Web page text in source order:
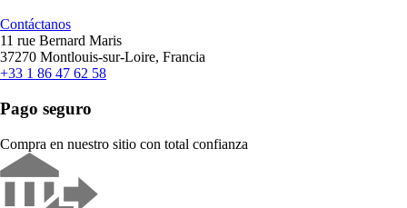
Contáctanos
11 rue Bernard Maris
37270 Montlouis-sur-Loire, Francia
+33 1 86 47 62 58
Pago seguro
Compra en nuestro sitio con total confianza